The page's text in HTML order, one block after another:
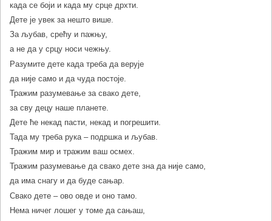
када се боји и када му срце дрхти.
Дете је увек за нешто више.
За љубав, срећу и пажњу,
а не да у срцу носи чежњу.
Разумите дете када треба да верује
да није само и да чуда постоје.
Тражим разумевање за свако дете,
за сву децу наше планете.
Дете ће некад пасти, некад и погрешити.
Тада му треба рука – подршка и љубав.
Тражим мир и тражим ваш осмех.
Тражим разумевање да свако дете зна да није само,
да има снагу и да буде сањар.
Свако дете – ово овде и оно тамо.
Нема ничег лошег у томе да сањаш,